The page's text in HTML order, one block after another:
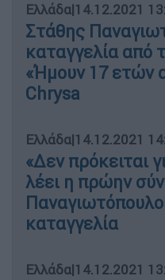
Ελλάδα|14.12.2021
Στάθης
καταγγελία από
«Ήμουν 17 ετών
Chrysa
Ελλάδα|14.12.2021
«Δεν πρόκειται
λέει η πρώην
καταγγελία
Ελλάδα|14.12.2021